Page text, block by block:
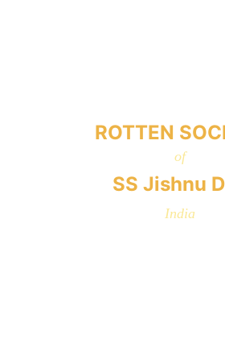
ROTTEN
SS Jishnu
of
India